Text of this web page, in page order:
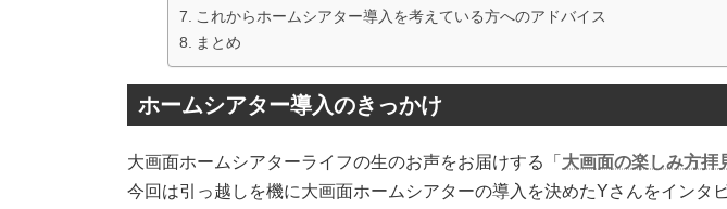
これからホームシアター導入を考えている方へのアドバイス
まとめ
ホームシアター導入のきっかけ
大画面ホームシアターライフの生のお声をお届けする「 大画面の楽しみ方拝
今回は引っ越しを機に大画面ホームシアターの導入を決めたYさんをインタ